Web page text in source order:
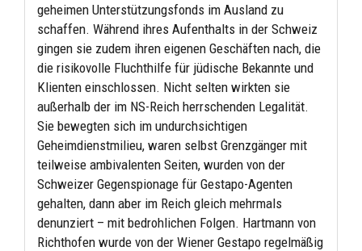
geheimen Unterstützungsfonds im Ausland zu
schaffen. Während ihres Aufenthalts in der Schweiz
gingen sie zudem ihren eigenen Geschäften nach, die
die risikovolle Fluchthilfe für jüdische Bekannte und
Klienten einschlossen. Nicht selten wirkten sie
außerhalb der im NS-Reich herrschenden Legalität.
Sie bewegten sich im undurchsichtigen
Geheimdienstmilieu, waren selbst Grenzgänger mit
teilweise ambivalenten Seiten, wurden von der
Schweizer Gegenspionage für Gestapo-Agenten
gehalten, dann aber im Reich gleich mehrmals
denunziert – mit bedrohlichen Folgen. Hartmann von
Richthofen wurde von der Wiener Gestapo regelmäßig